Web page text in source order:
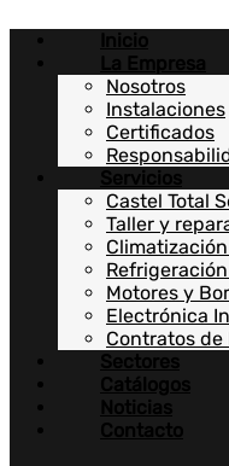
contenido
Inicio
La Empresa
Nosotros
Instalaciones
Certificados
Servicios
Castel Total
Taller y
Motores y
Electrónica
Contratos
Sectores
Catálogos
Noticias
Contacto